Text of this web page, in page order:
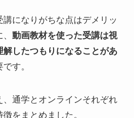
講になりがちな点はデメリッ
動画教材を使った受講は視
したつもりになることがあ
す。
通学とオンラインそれぞれ
をまとめました。